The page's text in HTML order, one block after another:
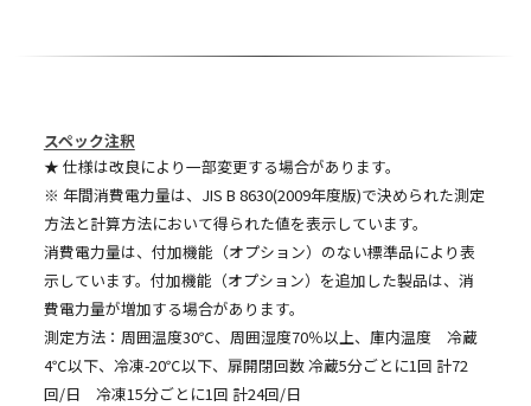
スペック注釈
★ 仕様は改良により一部変更する場合があります。
※ 年間消費電力量は、JIS B 8630(2009年度版)で決められた測定
方法と計算方法において得られた値を表示しています。
消費電力量は、付加機能（オプション）のない標準品により表
示しています。付加機能（オプション）を追加した製品は、消
費電力量が増加する場合があります。
測定方法：周囲温度30℃、周囲湿度70％以上、庫内温度 冷蔵
4℃以下、冷凍-20℃以下、扉開閉回数 冷蔵5分ごとに1回 計72
回/日 冷凍15分ごとに1回 計24回/日